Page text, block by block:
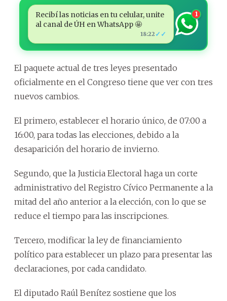
Recibí las noticias en tu celular, unite
al canal de ÚH en WhatsApp 🤩
18:22 ✓✓
1
El paquete actual de tres leyes presentado
oficialmente en el Congreso tiene que ver con tres
nuevos cambios.
El primero, establecer el horario único, de 07:00 a
16:00, para todas las elecciones, debido a la
desaparición del horario de invierno.
Segundo, que la Justicia Electoral haga un corte
administrativo del Registro Cívico Permanente a la
mitad del año anterior a la elección, con lo que se
reduce el tiempo para las inscripciones.
Tercero, modificar la ley de financiamiento
político para establecer un plazo para presentar las
declaraciones, por cada candidato.
El diputado Raúl Benítez sostiene que los